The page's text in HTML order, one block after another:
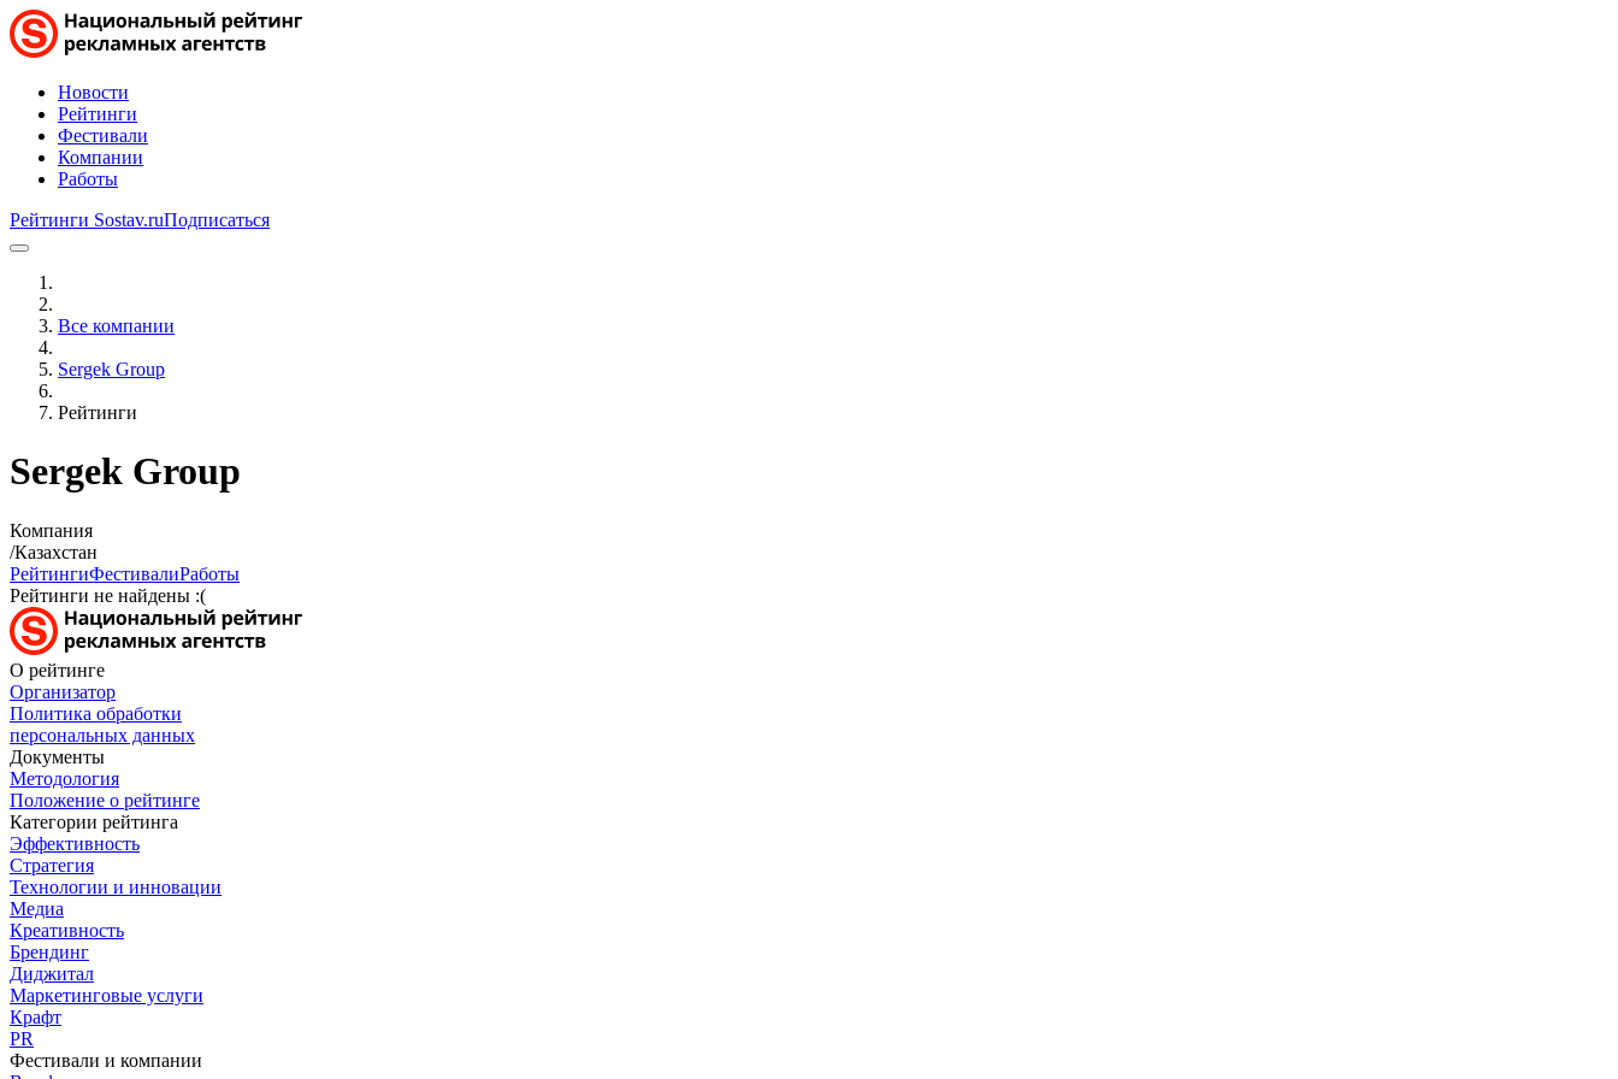
Новости
Рейтинги
Фестивали
Компании
Работы
Рейтинги Sostav.ruПодписаться
Все компании
Sergek Group
Рейтинги
Sergek Group
Компания
/Казахстан
РейтингиФестивалиРаботы
Рейтинги не найдены :(
О рейтинге
Организатор
Политика обработки
персональных данных
Документы
Методология
Положение о рейтинге
Категории рейтинга
Эффективность
Стратегия
Технологии и инновации
Медиа
Креативность
Брендинг
Диджитал
Маркетинговые услуги
Крафт
PR
Фестивали и компании